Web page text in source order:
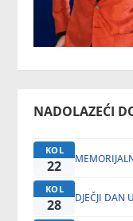
NADOLAZEĆI
KOL
22
KOL
28 DJEČJI DAN